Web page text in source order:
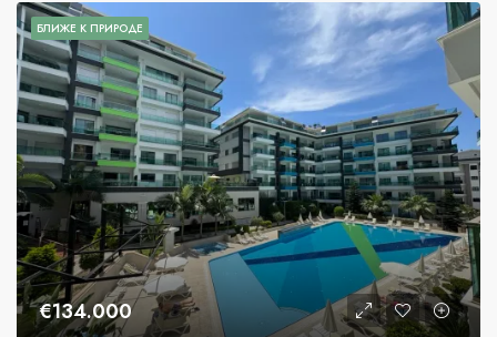
БЛИЖЕ К ПРИРОДЕ
€134.000